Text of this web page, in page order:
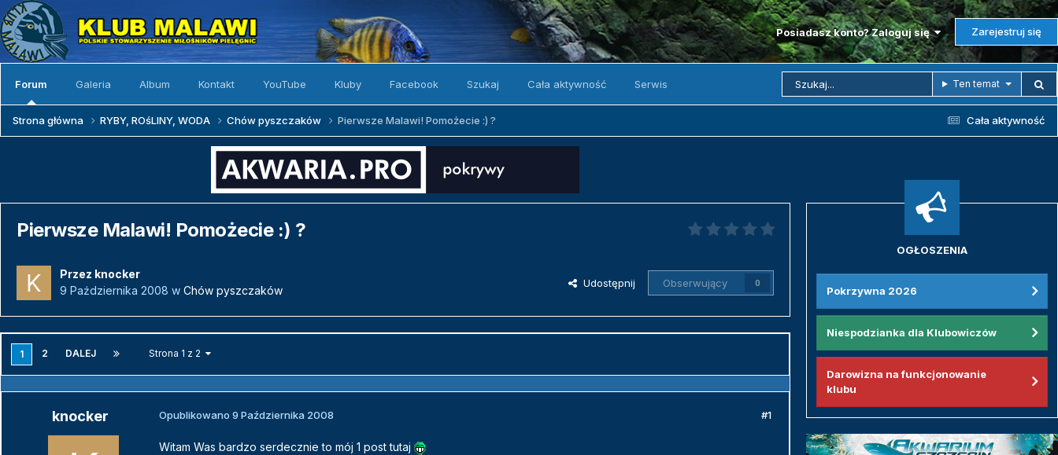
Posiadasz konto? Zaloguj się Zarejestruj się
Forum Galeria Album Kontakt YouTube Kluby Facebook Szukaj Cała aktywność Serwis Ten temat
Cała aktywność
Strona główna RYBY, ROśLINY, WODA Chów pyszczaków Pierwsze Malawi! Pomożecie :) ?
Pierwsze Malawi! Pomożecie :) ?
Przez knocker
9 Października 2008 w Chów pyszczaków
Udostępnij Obserwujący 0
1 2 DALEJ Strona 1 z 2
knocker #1
Opublikowano 9 Października 2008
Witam Was bardzo serdecznie to mój 1 post tutaj
OGŁOSZENIA
Pokrzywna 2026
Niespodzianka dla Klubowiczów
Darowizna na funkcjonowanie
klubu